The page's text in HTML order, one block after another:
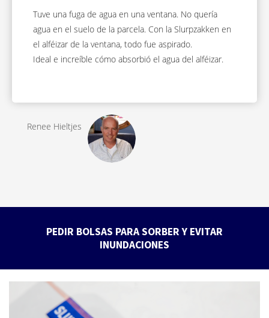
Tuve una fuga de agua en una ventana. No quería
agua en el suelo de la parcela. Con la Slurpzakken en
el alféizar de la ventana, todo fue aspirado.
Ideal e increíble cómo absorbió el agua del alféizar.
Renee Hieltjes
PEDIR BOLSAS PARA SORBER Y EVITAR
INUNDACIONES